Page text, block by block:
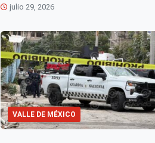
julio 29, 2026
VALLE DE MÉXICO